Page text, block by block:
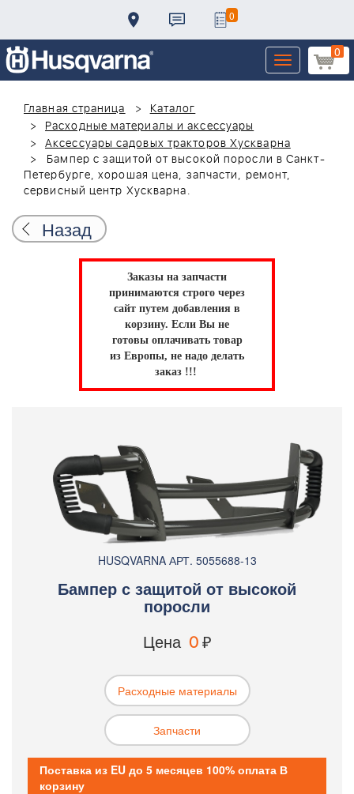
0
0
Toggle
navigation
Главная страница
Каталог
Расходные материалы и аксессуары
Аксессуары садовых тракторов Хускварна
Бампер с защитой от высокой поросли в Санкт-
Петербурге, хорошая цена, запчасти, ремонт,
сервисный центр Хускварна.
Назад
Заказы на запчасти
принимаются строго через
сайт путем добавления в
корзину. Если Вы не
готовы оплачивать товар
из Европы, не надо делать
заказ !!!
HUSQVARNA АРТ. 5055688-13
Бампер с защитой от высокой
поросли
Цена 0₽
Расходные материалы
Запчасти
Поставка из EU до 5 месяцев 100% оплата В
корзину